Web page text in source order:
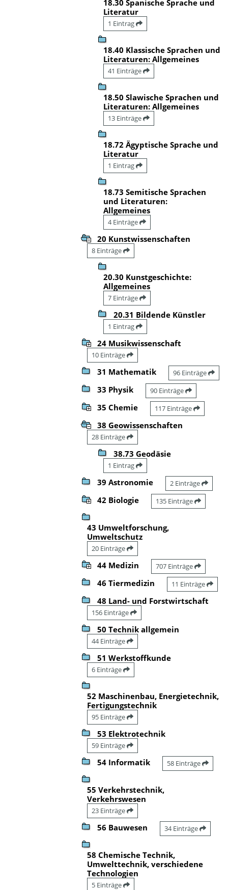
18.30 Spanische Sprache und
Literatur
1 Eintrag
18.40 Klassische Sprachen und
Literaturen: Allgemeines
41 Einträge
18.50 Slawische Sprachen und
Literaturen: Allgemeines
13 Einträge
18.72 Ägyptische Sprache und
Literatur
1 Eintrag
18.73 Semitische Sprachen
und Literaturen:
Allgemeines
4 Einträge
20 Kunstwissenschaften
8 Einträge
20.30 Kunstgeschichte:
Allgemeines
7 Einträge
20.31 Bildende Künstler
1 Eintrag
24 Musikwissenschaft
10 Einträge
31 Mathematik 96 Einträge
33 Physik 90 Einträge
35 Chemie 117 Einträge
38 Geowissenschaften
28 Einträge
38.73 Geodäsie
1 Eintrag
39 Astronomie 2 Einträge
42 Biologie 135 Einträge
43 Umweltforschung,
Umweltschutz
20 Einträge
44 Medizin 707 Einträge
46 Tiermedizin 11 Einträge
48 Land- und Forstwirtschaft
156 Einträge
50 Technik allgemein
44 Einträge
51 Werkstoffkunde
6 Einträge
52 Maschinenbau, Energietechnik,
Fertigungstechnik
95 Einträge
53 Elektrotechnik
59 Einträge
54 Informatik 58 Einträge
55 Verkehrstechnik,
Verkehrswesen
23 Einträge
56 Bauwesen 34 Einträge
58 Chemische Technik,
Umwelttechnik, verschiedene
Technologien
5 Einträge